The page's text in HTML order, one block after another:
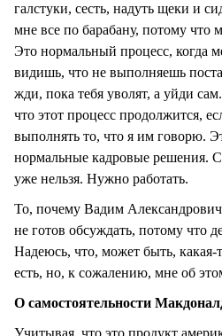
галстуки, сесть, надуть щеки и
мне все по барабану, потому что
Это нормальный процесс, когда
видишь, что не выполняешь
жди, пока тебя уволят, а уйди
что этот процесс продолжится,
выполнять то, что я им говорю.
нормальные кадровые решения.
уже нельзя. Нужно работать.
То, почему Вадим Александрович
не готов обсуждать, потому что
Надеюсь, что, может быть, какая-
есть, но, к сожалению, мне об
О самостоятельности